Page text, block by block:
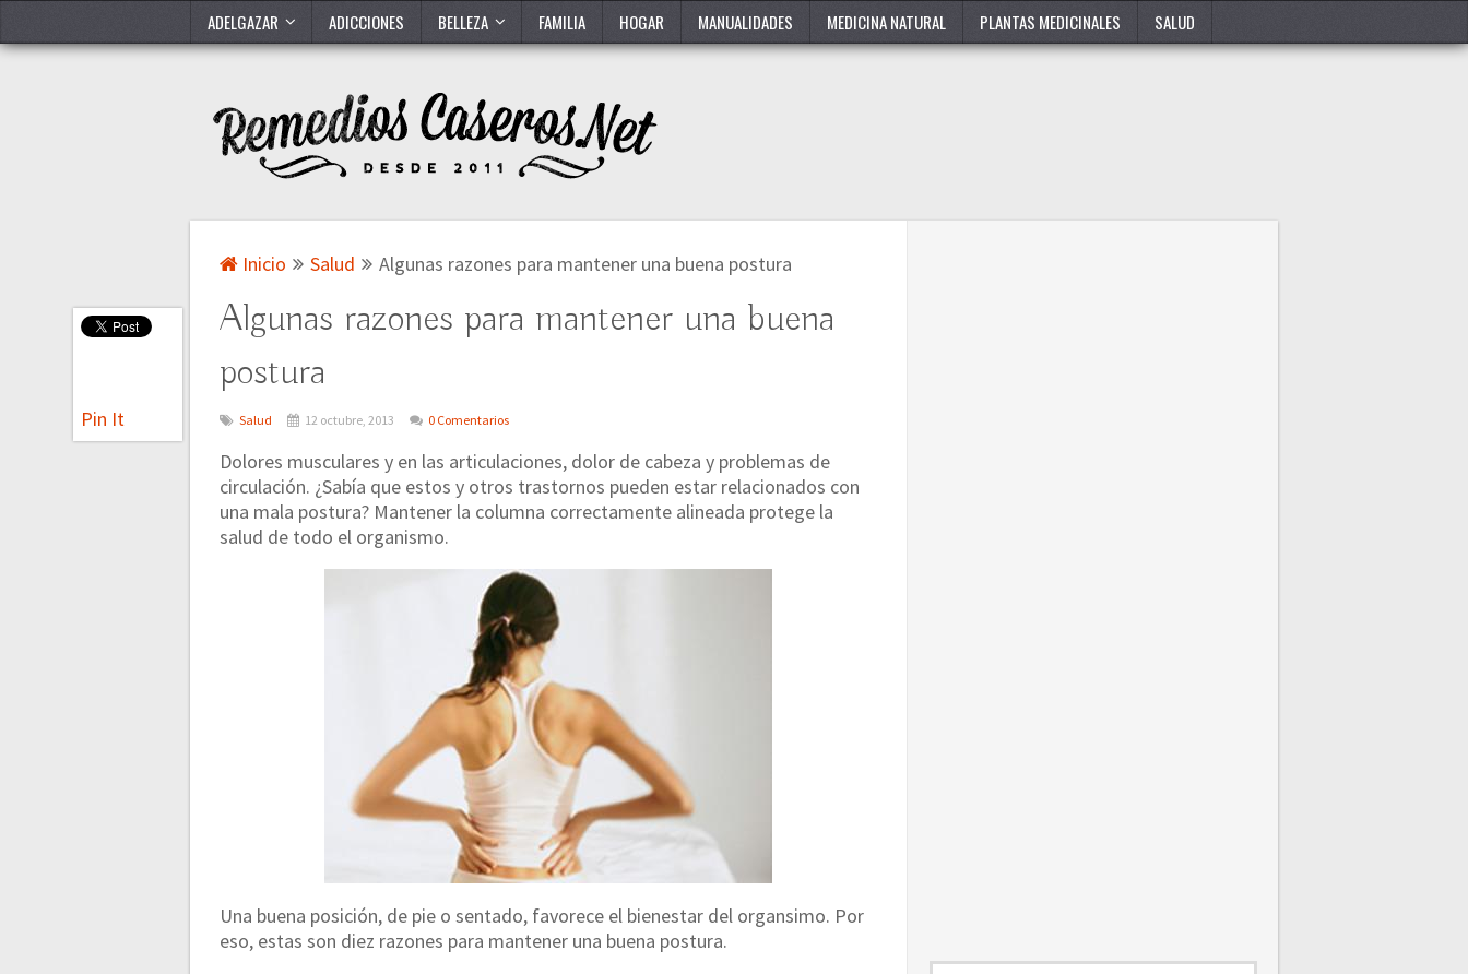
ADELGAZAR ADICCIONES BELLEZA FAMILIA HOGAR MANUALIDADES MEDICINA NATURAL PLANTAS MEDICINALES SALUD
Inicio Salud Algunas razones para mantener una buena postura
Algunas razones para mantener una buena
postura
Salud 12 octubre, 2013 0 Comentarios
Dolores musculares y en las articulaciones, dolor de cabeza y problemas de
circulación. ¿Sabía que estos y otros trastornos pueden estar relacionados con
una mala postura? Mantener la columna correctamente alineada protege la
salud de todo el organismo.
Una buena posición, de pie o sentado, favorece el bienestar del organsimo. Por
eso, estas son diez razones para mantener una buena postura.
Pin It